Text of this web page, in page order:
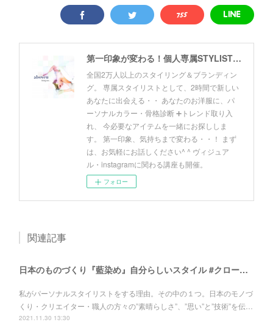
第一印象が変わる！個人専属STYLIST by Akki
全国2万人以上のスタイリング＆ブランディン
グ。 専属スタイリストとして、2時間で新しい
あなたに出会える・・ あなたのお洋服に、パ
ーソナルカラー・骨格診断 ➕トレンド取り入
れ、 今必要なアイテムを一緒にお探ししま
す。 第一印象、気持ちまで変わる・・！ まず
は、お気軽にお話しください^ ^ ヴィジュア
ル・instagramに関わる講座も開催。
フォロー
関連記事
日本のものづくり『藍染め』自分らしいスタイル #クローゼット大改造計画！
私がパーソナルスタイリストをする理由。その中の１つ。日本のモノづ
くり・クリエイター・職人の方々の”素晴らしさ”、”思い”と”技術”を伝…
2021.11.30 13:30